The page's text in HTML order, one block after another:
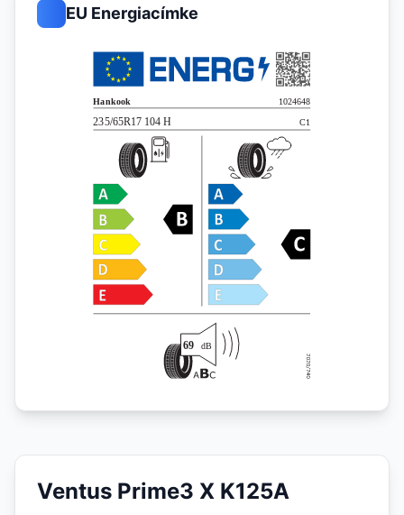
EU Energiacímke
Ventus Prime3 X K125A